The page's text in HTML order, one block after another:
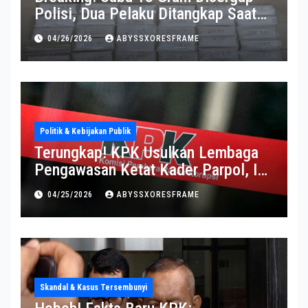
Polisi, Dua Pelaku Ditangkap Saat
Operasi Berlangsung Di Tempat
04/26/2026 ABYSSXORESFRAME
Politik & Kebijakan Publik
Terungkap! KPK Usulkan Lembaga
Pengawasan Ketat Kader Parpol, Ini
Alasannya
04/25/2026 ABYSSXORESFRAME
Skandal & Kasus Tersembunyi